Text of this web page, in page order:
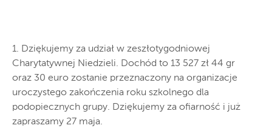
1. Dziękujemy za udział w zeszłotygodniowej
Charytatywnej Niedzieli. Dochód to 13 527 zł 44 gr
oraz 30 euro zostanie przeznaczony na organizacje
uroczystego zakończenia roku szkolnego dla
podopiecznych grupy. Dziękujemy za ofiarność i już
zapraszamy 27 maja.